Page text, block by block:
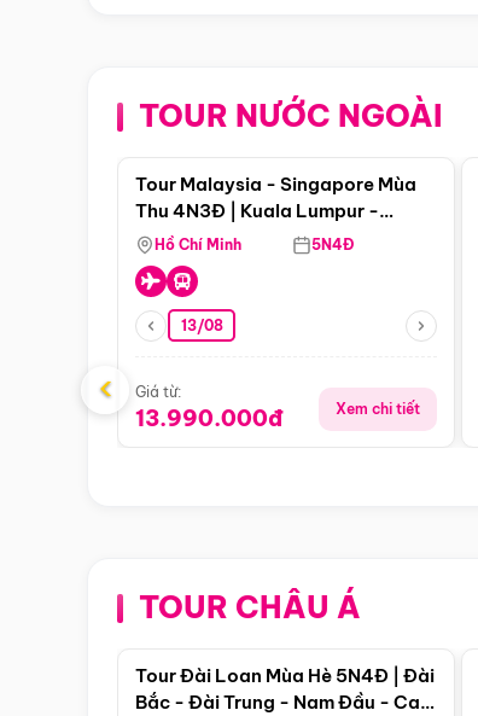
TOUR NƯỚC NGOÀI
Điểm nổi bật
Tour Malaysia - Singapore Mùa
Thu 4N3Đ | Kuala Lumpur -
Malacca - Johor Baru -
Singapore
Hồ Chí Minh 5N4Đ
13/08
Giá từ:
13.990.000đ Xem chi tiết
‹
TOUR CHÂU ÁĐiểm nổi bật
Tour Đài Loan Mùa Hè 5N4Đ | Đài
Bắc - Đài Trung - Nam Đầu - Cao